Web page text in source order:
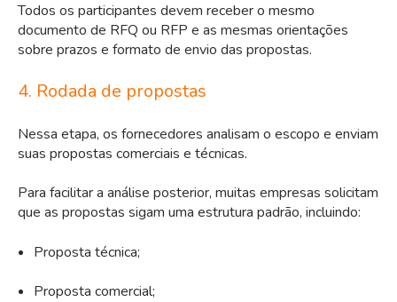
Todos os participantes devem receber o mesmo
documento de RFQ ou RFP e as mesmas orientações
sobre prazos e formato de envio das propostas.
4. Rodada de propostas
Nessa etapa, os fornecedores analisam o escopo e enviam
suas propostas comerciais e técnicas.
Para facilitar a análise posterior, muitas empresas solicitam
que as propostas sigam uma estrutura padrão, incluindo:
Proposta técnica;
Proposta comercial;